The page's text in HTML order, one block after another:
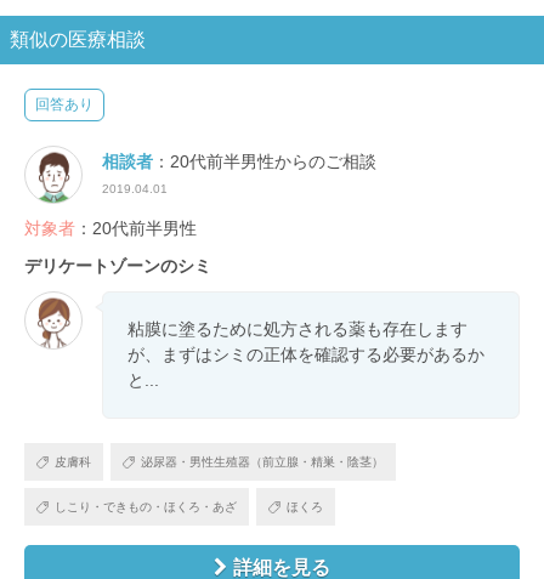
類似の医療相談
回答あり
相談者 ：20代前半男性からのご相談
2019.04.01
対象者 ：20代前半男性
デリケートゾーンのシミ
粘膜に塗るために処方される薬も存在します
が、まずはシミの正体を確認する必要があるか
と...
皮膚科 泌尿器・男性生殖器（前立腺・精巣・陰茎）
しこり・できもの・ほくろ・あざ ほくろ
詳細を見る